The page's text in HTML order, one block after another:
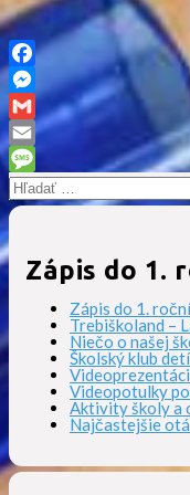
Facebook
Messenger
Gmail
Email
Message
Hľadať:
Zápis do 1.
Zápis do 1.
Trebiškoland –
Niečo o našej
Školský klub
Videopotulky
Aktivity školy a
Najčastejšie